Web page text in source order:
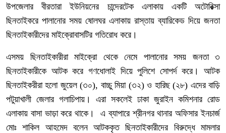
উপজেলার বীরতারা ইউনিয়নের চান্দেরটেক এলাকায় একটি অটোরিক্সা
ছিনতাইকরে পালানোর সময় ষোলঘর এলাকায় রাস্তায় ব্যারিকেড দিয়ে জনতা
ছিনতাইকারীদের মাইক্রোবাসটির গতিরোধ করে।
এসময় ছিনতাইকারীরা মাইক্রো থেকে নেমে পালানোর সময় জনতা ৩
ছিনতাইকারীকে আটক করে গণধোলাই দিয়ে পুলিশে সোপর্দ করে। আটক
ছিনতাইকরীরা হলো জুয়েল (৩০), বাচ্চু মিয়া (৩২) ও হারিছ (২৮) এদের বাড়ি
পটুয়াখালী জেলার গলাচিপায়। এরা সকলেই ঢাকা জুরাইন কমিশনার রোড
এলাকায় বাসা ভাড়া করে থাকে। এ ব্যাপারে শ্রীনগর থানার অফিসার ইনচার্জ
মোঃ শাকিল আহমেদ বলেন আটককৃত ছিনতাইকারীদের বিরুদ্ধে মামলার